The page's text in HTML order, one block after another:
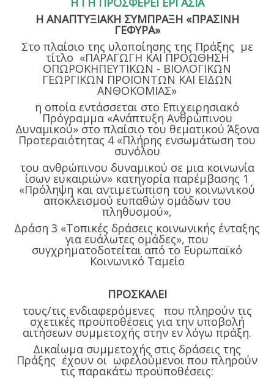
Η ΑΝΑΠΤΥΞΙΑΚΗ ΣΥΜΠΡΑΞΗ «ΠΡΑΣΙΝΗ
ΓΕΦΥΡΑ»
Στο πλαίσιο της υλοποίησης της Πράξης με
τίτλο «ΠΑΡΑΓΩΓΗ ΚΑΙ ΠΡΟΩΘΗΣΗ
ΟΠΩΡΟΚΗΠΕΥΤΙΚΩΝ - ΒΙΟΛΟΓΙΚΩΝ
ΓΕΩΡΓΙΚΩΝ ΠΡΟΪΟΝΤΩΝ ΚΑΙ ΕΙΔΩΝ
ΑΝΘΟΚΟΜΙΑΣ»
η οποία εντάσσεται στο Επιχειρησιακό
Πρόγραμμα «Ανάπτυξη Ανθρώπινου
Δυναμικού» στο πλαίσιο του θεματικού Άξονα
Προτεραιότητας 4 «Πλήρης ενσωμάτωση του
συνόλου
του ανθρώπινου δυναμικού σε μια κοινωνία
ίσων ευκαιριών» κατηγορία παρέμβασης 1
«Πρόληψη και αντιμετώπιση του κοινωνικού
αποκλεισμού ευπαθών ομάδων του
πληθυσμού»,
Δράση 3 «Τοπικές δράσεις κοινωνικής ένταξης
για ευάλωτες ομάδες», που
συγχρηματοδοτείται από το Ευρωπαϊκό
Κοινωνικό Ταμείο
ΠΡΟΣΚΑΛΕΙ
τους/τις ενδιαφερόμενες που πληρούν τις
σχετικές προϋποθέσεις για την υποβολή
αιτήσεων συμμετοχής στην εν λόγω πράξη.
Δικαίωμα συμμετοχής στις δράσεις της
Πράξης έχουν οι ωφελούμενοι που πληρούν
τις παρακάτω προϋποθέσεις: